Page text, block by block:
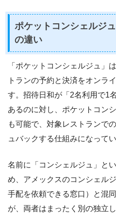
ポケットコンシェルジ
の違い
「ポケットコンシェルジュ」
トランの予約と決済をオンラ
す。招待日和が「2名利用で1
あるのに対し、ポケットコン
も可能で、対象レストランで
ュバックする仕組みになってい
名前に「コンシェルジュ」と
め、アメックスのコンシェル
手配を依頼できる窓口）と混
が、両者はまったく別の独立